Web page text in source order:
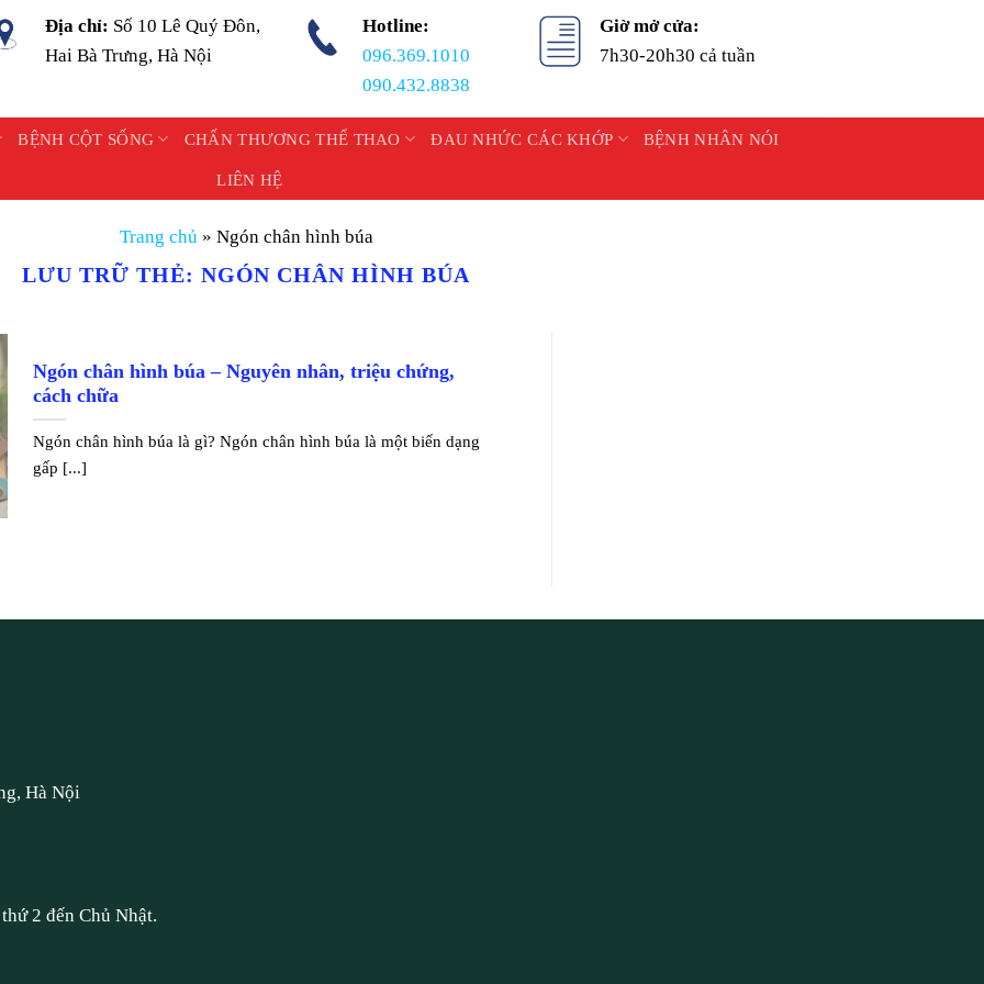
Địa chỉ: Số 10 Lê Quý Đôn,
Hai Bà Trưng, Hà Nội
Hotline:
096.369.1010
090.432.8838
Giờ mở cửa:
7h30-20h30 cả tuần
BỆNH CỘT SỐNG CHẤN THƯƠNG THỂ THAO ĐAU NHỨC CÁC KHỚP BỆNH NHÂN NÓI
LIÊN HỆ
Trang chủ » Ngón chân hình búa
LƯU TRỮ THẺ: NGÓN CHÂN HÌNH BÚA
Ngón chân hình búa – Nguyên nhân, triệu chứng,
cách chữa
Ngón chân hình búa là gì? Ngón chân hình búa là một biến dạng
gấp [...]
Hà Nội
2 đến Chủ Nhật.